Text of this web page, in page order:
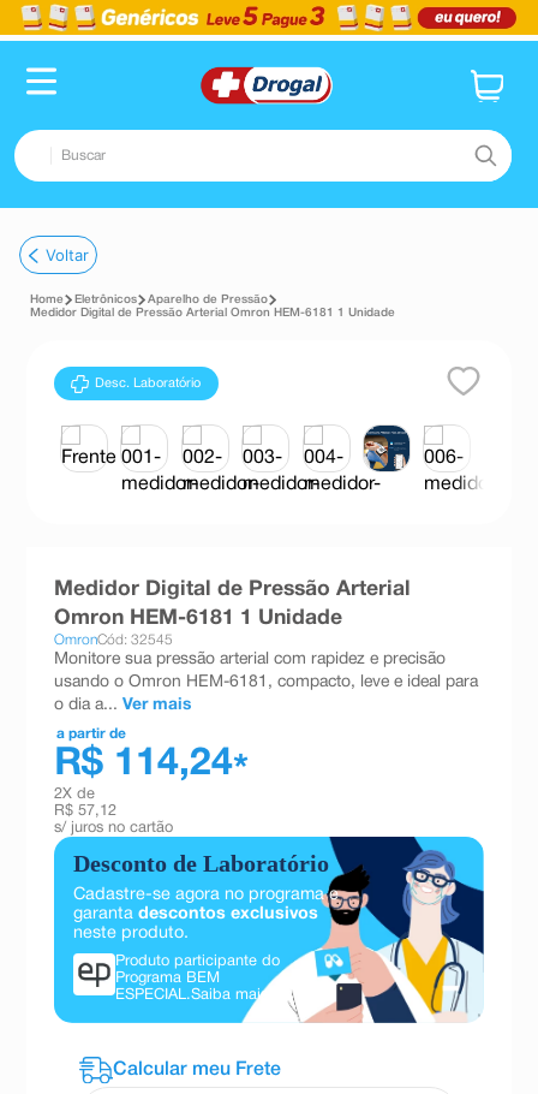
Buscar
1º fralda
2º pampers confort sec max
lenço umedecido
tadalafila
minoxidil
esmalte
10ºabsorvente
Voltar
Eletrônicos
Aparelho de Pressão
Medidor Digital de Pressão Arterial Omron HEM-6181 1 Unidade
Desc. Laboratório
Medidor Digital de Pressão Arterial
Omron HEM-6181 1 Unidade
OmronCód: 32545
Monitore sua pressão arterial com rapidez e precisão
usando o Omron HEM-6181, compacto, leve e ideal para
o dia a... Ver mais
a partir de
R$ 114,24*
2X de
R$ 57,12
s/ juros no cartão
Desconto de Laboratório
Cadastre-se agora no programa e
garanta descontos exclusivos
neste produto.
Produto participante do
Programa BEM
ESPECIAL.Saiba mais